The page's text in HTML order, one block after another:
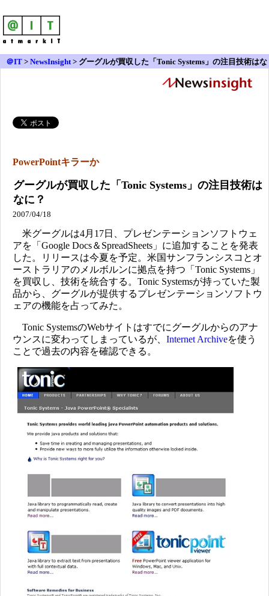
＠IT > NewsInsight> グーグルが買収した「Tonic Systems」の注目技術はな
PowerPointキラーか
グーグルが買収した「Tonic Systems」の注目技術は
なに？
2007/04/18
米グーグルは4月17日、プレゼンテーションソフトウェ
アを「Google Docs＆SpreadSheets」に追加することを発表
した。リリースは今夏を予定。米国サンフランシスコとオ
ーストラリアのメルボルンに拠点を持つ「Tonic Systems」
を買収し、技術を統合する。Tonic Systemsが持っていた製
品から、グーグルが提供するプレゼンテーションソフトウ
ェアの機能を占ってみた。
Tonic SystemsのWebサイトはすでにグーグルからのアナ
ウンスに変わってしまっているが、 Internet Archiveを使う
ことで過去の内容を確認できる。